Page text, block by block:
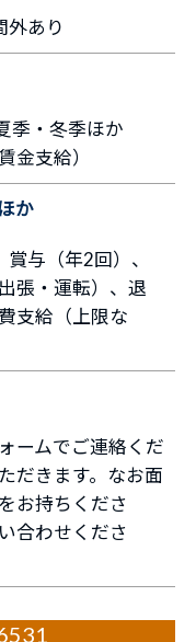
あり
季・冬季ほか
金支給）
か
与（年2回）、
張・運転）、退
支給（上限な
ームでご連絡くだ
だきます。なお面
お持ちくださ
合わせくださ